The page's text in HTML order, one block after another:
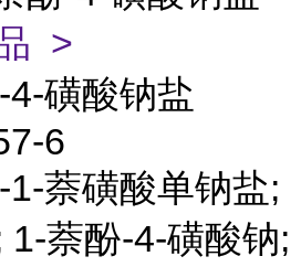
>
4-磺酸钠盐
6
萘磺酸单钠盐;
萘酚-4-磺酸钠;